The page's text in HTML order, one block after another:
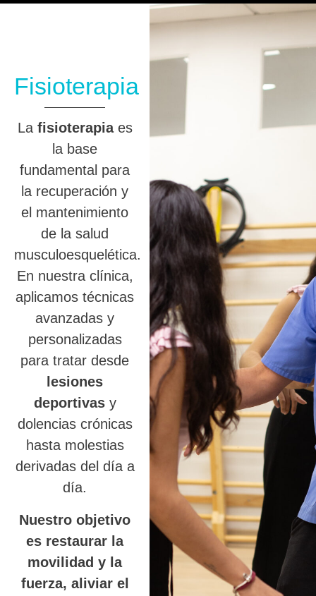
Fisioterapia
La fisioterapiaes
la base
fundamental para
la recuperación y
el mantenimiento
de la salud
musculoesquelética.
En nuestra clínica,
aplicamos técnicas
avanzadas y
personalizadas
para tratar desde
lesiones
deportivasy
dolencias crónicas
hasta molestias
derivadas del día a
día.
Nuestro objetivo
es restaurar la
movilidad y la
fuerza, aliviar el